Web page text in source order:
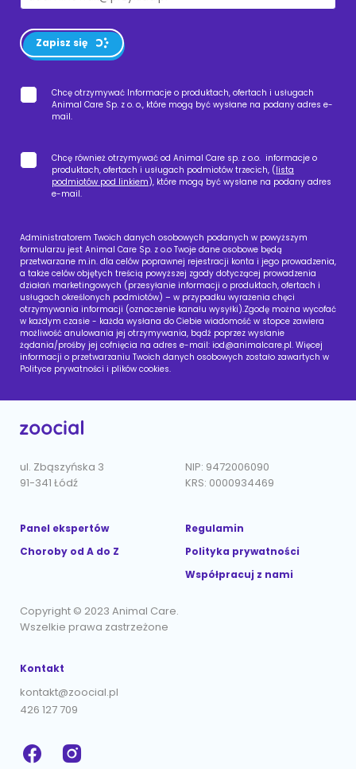
Zapisz się
Chcę otrzymywać Informacje o produktach, ofertach i usługach
Animal Care Sp. z o. o., które mogą być wysłane na podany adres e-
mail.
Chcę również otrzymywać od Animal Care sp. z o.o. informacje o
produktach, ofertach i usługach podmiotów trzecich, (lista
podmiotów pod linkiem), które mogą być wysłane na podany adres
e-mail.
Administratorem Twoich danych osobowych podanych w powyższym
formularzu jest Animal Care Sp. z o.o Twoje dane osobowe będą
przetwarzane m.in. dla celów poprawnej rejestracji konta i jego prowadzenia,
a także celów objętych treścią powyższej zgody dotyczącej prowadzenia
działań marketingowych (przesyłanie informacji o produktach, ofertach i
usługach określonych podmiotów) – w przypadku wyrażenia chęci
otrzymywania informacji (oznaczenie kanału wysyłki).Zgodę można wycofać
w każdym czasie - każda wysłana do Ciebie wiadomość w stopce zawiera
możliwość anulowania jej otrzymywania, bądź poprzez wysłanie
żądania/prośby jej cofnięcia na adres e-mail: iod@animalcare.pl. Więcej
informacji o przetwarzaniu Twoich danych osobowych zostało zawartych w
Polityce prywatności i plików cookies.
ul. Zbąszyńska 3
91-341 Łódź
NIP: 9472006090
KRS: 0000934469
Panel ekspertów
Choroby od A do Z
Regulamin
Polityka prywatności
Współpracuj z nami
Copyright © 2023 Animal Care.
Wszelkie prawa zastrzeżone
Kontakt
kontakt@zoocial.pl
426 127 709